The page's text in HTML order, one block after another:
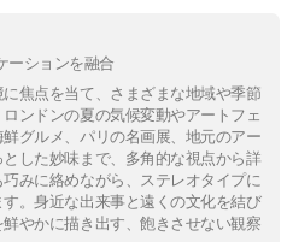
ーションを融合
焦点を当て、さまざまな地域や季節
ンドンの夏の気候変動やアートフェ
グルメ、パリの名画展、地元のアー
した妙味まで、多角的な視点から詳
みに絡めながら、ステレオタイプに
。身近な出来事と遠くの文化を結び
やかに描き出す、飽きさせない観察